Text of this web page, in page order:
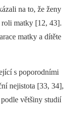
na to, že ženy
roli matky [12, 43].
matky a dítěte
s poporodními
nejistota [33, 34],
většiny studií